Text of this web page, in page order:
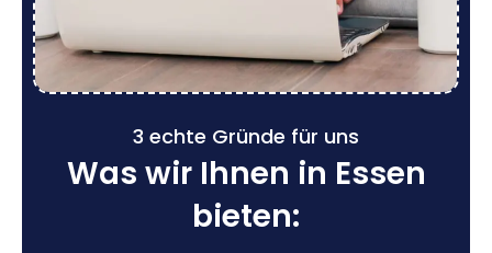
3 echte Gründe für uns
Was wir Ihnen in Essen
bieten: